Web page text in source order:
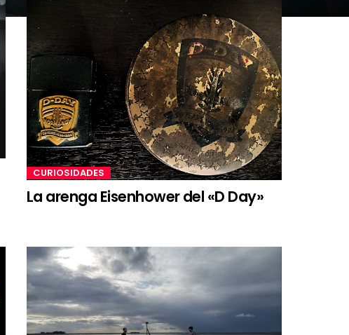
CURIOSIDADES
La arenga Eisenhower del «D Day»